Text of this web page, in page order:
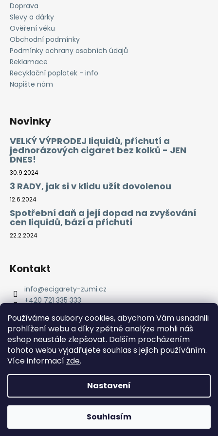
Používáme soubory cookies, abychom Vám usnadnili
prohlížení webu a díky zpětné analýze mohli náš
eshop neustále zlepšovat. Dalším procházením
tohoto webu vyjadřujete souhlas s jejich používáním.
Více informací zde.
Nastavení
Souhlasím
Doprava ZDARMA od 2000 Kč! Dárek k objednávce od 2500
u
j
e
m
e
RITCHY
DUO
CIGARETA
1000MAH
398
Kč
Doprava
Slevy a dárky
Ověření věku
Obchodní podmínky
Podmínky ochrany osobních údajů
Reklamace
Recyklační poplatek - info
Napište nám
Novinky
VELKÝ VÝPRODEJ liquidů, příchutí a
jednorázových cigaret bez kolků - JEN
DNES!
30.9.2024
3 RADY, jak si v klidu užít dovolenou
12.6.2024
Spotřební daň a její dopad na zvyšování
cen liquidů, bází a příchutí
22.2.2024
Kontakt
info@ecigarety-zumi.cz
+420 721 335 333
Copyright 2026eCigarety ZUMI. Všechna práva
vyhrazena.